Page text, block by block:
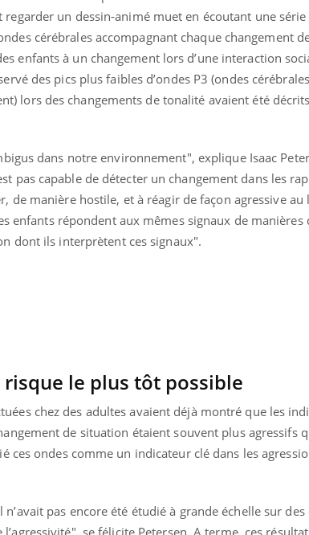
regarder un dessin-animé muet en écoutant une
cérébrales accompagnant chaque changement
enfants à un changement lors d’une interaction
des pics plus faibles d’ondes P3 (ondes
lors des changements de tonalité avaient été
dans notre environnement", explique Isaac
pas capable de détecter un changement dans les
de manière hostile, et à réagir de façon agressive
enfants répondent aux mêmes signaux de
dont ils interprètent ces signaux".
le plus tôt possible
chez des adultes avaient déjà montré que les
de situation étaient souvent plus agressifs
ces ondes comme un indicateur clé dans les
pas encore été étudié à grande échelle sur des
se félicite Petersen. A terme, ces